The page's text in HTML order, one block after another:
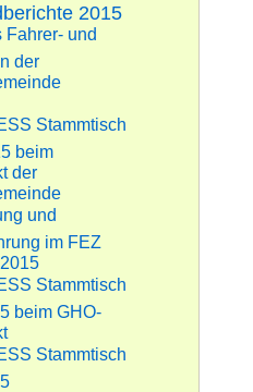
2015
Fahrer- und
der
Stammtisch
beim
der
und
im FEZ
Stammtisch
beim GHO-
Stammtisch